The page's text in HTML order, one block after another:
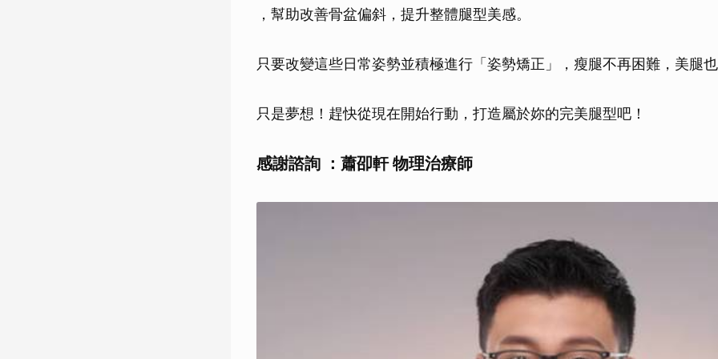
，幫助改善骨盆偏斜，提升整體腿型美感。
只要改變這些日常姿勢並積極進行「姿勢矯正」，瘦腿不再困難，美腿
只是夢想！趕快從現在開始行動，打造屬於妳的完美腿型吧！
感謝諮詢 ：蕭卲軒 物理治療師